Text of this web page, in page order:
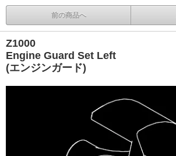
前の商品へ
Z1000
Engine Guard Set Left
(エンジンガード)